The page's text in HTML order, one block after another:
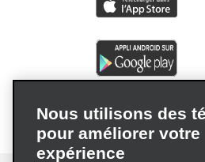
Nous utilisons des
pour améliorer votre
expérience